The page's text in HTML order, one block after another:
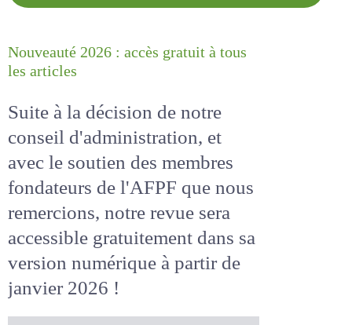
Nouveauté 2026 : accès gratuit à
Suite à la décision de notre
conseil d'administration, et
avec le soutien des membres
fondateurs de l'AFPF que nous
remercions, notre revue sera
accessiblegratuitementdans
sa version numérique
de janvier 2026 !